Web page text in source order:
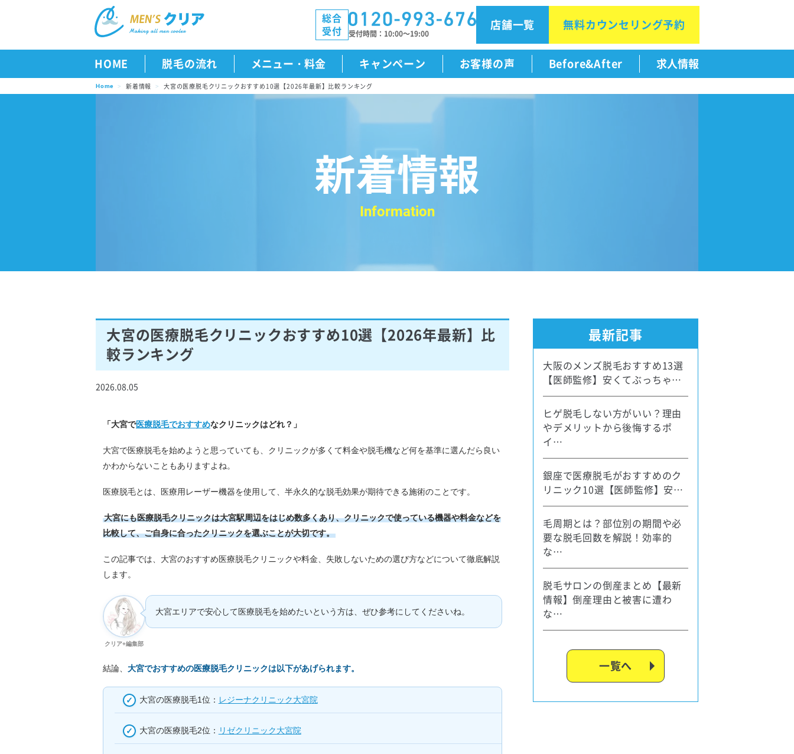
総合
受付
受付時間 10:00～19:00
店舗一覧 無料カウンセリング予約
HOME 脱毛の流れ メニュー・料金 キャンペーン お客様の声 Before&After 求人情報
Home 新着情報 大宮の医療脱毛クリニックおすすめ10選【2026年最新】比較ランキング
新着情報
大宮の医療脱毛クリニックおすすめ10選【2026年最新】比
較ランキング
2026.08.05
「大宮で医療脱毛でおすすめなクリニックはどれ？」
大宮で医療脱毛を始めようと思っていても、クリニックが多くて料金や脱毛機など何を基準に選んだら良い
かわからないこともありますよね。
医療脱毛とは、医療用レーザー機器を使用して、半永久的な脱毛効果が期待できる施術のことです。
大宮にも医療脱毛クリニックは大宮駅周辺をはじめ数多くあり、クリニックで使っている機器や料金などを
比較して、ご自身に合ったクリニックを選ぶことが大切です。
この記事では、大宮のおすすめ医療脱毛クリニックや料金、失敗しないための選び方などについて徹底解説
します。
クリア+編集部
大宮エリアで安心して医療脱毛を始めたいという方は、ぜひ参考にしてくださいね。
結論、 大宮でおすすめの医療脱毛クリニックは以下があげられます。
大宮の医療脱毛1位： レジーナクリニック大宮院
大宮の医療脱毛2位： リゼクリニック大宮院
最新記事
大阪のメンズ脱毛おすすめ13選
【医師監修】安くてぶっちゃ…
ヒゲ脱毛しない方がいい？理由
やデメリットから後悔するポ
イ…
銀座で医療脱毛がおすすめのク
リニック10選【医師監修】安…
毛周期とは？部位別の期間や必
要な脱毛回数を解説！効率的
な…
脱毛サロンの倒産まとめ【最新
情報】倒産理由と被害に遭わ
な…
一覧へ